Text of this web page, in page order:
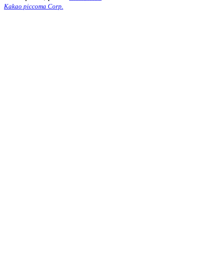
Kakao piccoma Corp.